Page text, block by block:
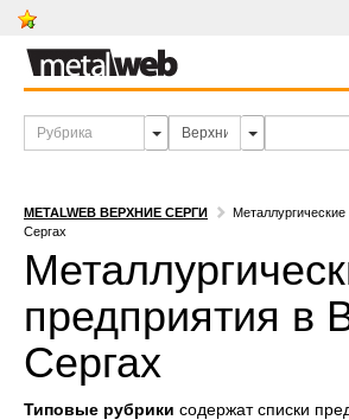
METALWEB ВЕРХНИЕ СЕРГИ
Сергах
предприятия в
Сергах
Типовые рубрики содержат списки